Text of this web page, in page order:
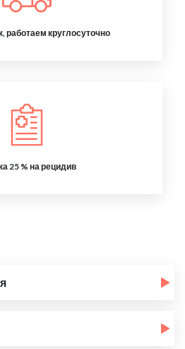
работаем круглосуточно
25 % на рецидив